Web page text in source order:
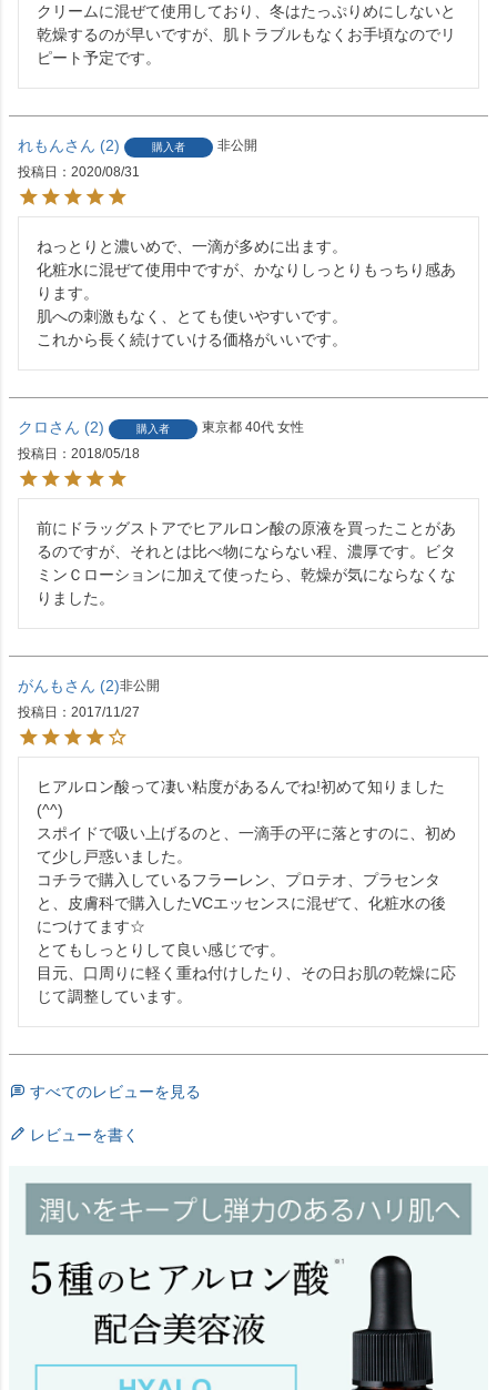
クリームに混ぜて使用しており、冬はたっぷりめにしないと
乾燥するのが早いですが、肌トラブルもなくお手頃なのでリ
ピート予定です。
れもん 2 購入者
非公開
投稿日
2020/08/31
ねっとりと濃いめで、一滴が多めに出ます。
化粧水に混ぜて使用中ですが、かなりしっとりもっちり感あ
ります。
肌への刺激もなく、とても使いやすいです。
これから長く続けていける価格がいいです。
クロ 2 購入者 東京都 40代 女性
投稿日
2018/05/18
前にドラッグストアでヒアルロン酸の原液を買ったことがあ
るのですが、それとは比べ物にならない程、濃厚です。ビタ
ミンＣローションに加えて使ったら、乾燥が気にならなくな
りました。
がんも 2 非公開
投稿日
2017/11/27
ヒアルロン酸って凄い粘度があるんでね!初めて知りました
(^^)
スポイドで吸い上げるのと、一滴手の平に落とすのに、初め
て少し戸惑いました。
コチラで購入しているフラーレン、プロテオ、プラセンタ
と、皮膚科で購入したVCエッセンスに混ぜて、化粧水の後
につけてます☆
とてもしっとりして良い感じです。
目元、口周りに軽く重ね付けしたり、その日お肌の乾燥に応
じて調整しています。
すべてのレビューを見る
レビューを書く